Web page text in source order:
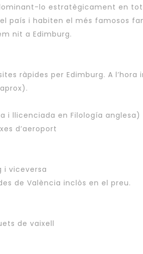
lo estratègicament en
país i habiten el més famosos
nit a Edimburg.
ràpides per Edimburg. A
i llicenciada en Filología anglesa)
d’aeroport
i viceversa
de València inclòs en el preu.
de vaixell